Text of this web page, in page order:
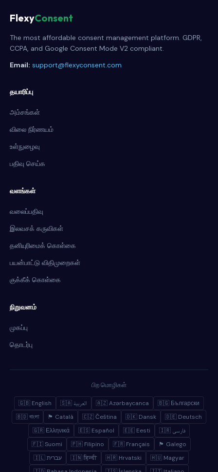
FlexyConsent
The most affordable consent management platform. GDPR,
CCPA, and Google Consent Mode V2 compliant.
Email: support@flexyconsent.com
தயாரிப்பு
அம்சங்கள்
விலை நிர்ணயம்
உள்நுழைவு
பதிவு செய்க
வளங்கள்
வலைப்பதிவு
இலவசக் கருவிகள்
தனியுரிமைக் கொள்கை
பயன்பாட்டு விதிமுறைகள்
குக்கீக் கொள்கை
நிறுவனம்
முகப்பு
தொடர்பு
பிற மொழிகள்
🇬🇧 English 🇸🇦 العربية 🇦🇿 Azərbaycanca
🇧🇬 Български
🇧🇩 বাংলা
🏴 Català 🇨🇿 Čeština 🇩🇰 Dansk
🇩🇪 Deutsch
🇬🇷 Ελληνικά
🇪🇸 Español 🇪🇪 Eesti
🇮🇷 فارسی
🇫🇮 Suomi
🇵🇭 Filipino 🇫🇷 Français
🏴 Galego
🇮🇱 עברית
🇮🇳 हिन्दी 🇭🇷 Hrvatski
🇭🇺 Magyar